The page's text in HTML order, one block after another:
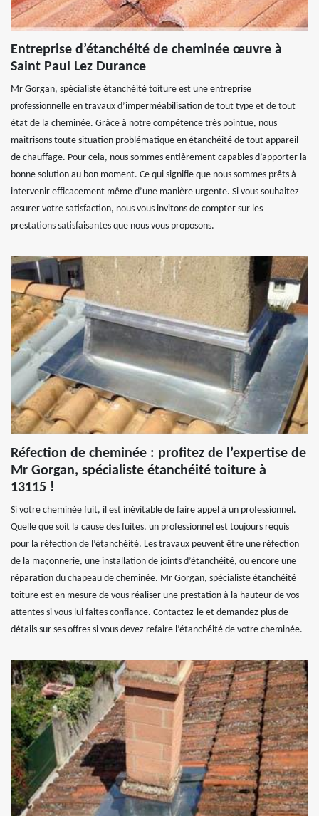
Entreprise d’étanchéité de cheminée œuvre à
Saint Paul Lez Durance
Mr Gorgan, spécialiste étanchéité toiture est une entreprise
professionnelle en travaux d’imperméabilisation de tout type et de tout
état de la cheminée. Grâce à notre compétence très pointue, nous
maitrisons toute situation problématique en étanchéité de tout appareil
de chauffage. Pour cela, nous sommes entièrement capables d’apporter la
bonne solution au bon moment. Ce qui signifie que nous sommes prêts à
intervenir efficacement même d’une manière urgente. Si vous souhaitez
assurer votre satisfaction, nous vous invitons de compter sur les
prestations satisfaisantes que nous vous proposons.
Réfection de cheminée : profitez de l’expertise de
Mr Gorgan, spécialiste étanchéité toiture à
13115 !
Si votre cheminée fuit, il est inévitable de faire appel à un professionnel.
Quelle que soit la cause des fuites, un professionnel est toujours requis
pour la réfection de l’étanchéité. Les travaux peuvent être une réfection
de la maçonnerie, une installation de joints d’étanchéité, ou encore une
réparation du chapeau de cheminée. Mr Gorgan, spécialiste étanchéité
toiture est en mesure de vous réaliser une prestation à la hauteur de vos
attentes si vous lui faites confiance. Contactez-le et demandez plus de
détails sur ses offres si vous devez refaire l’étanchéité de votre cheminée.